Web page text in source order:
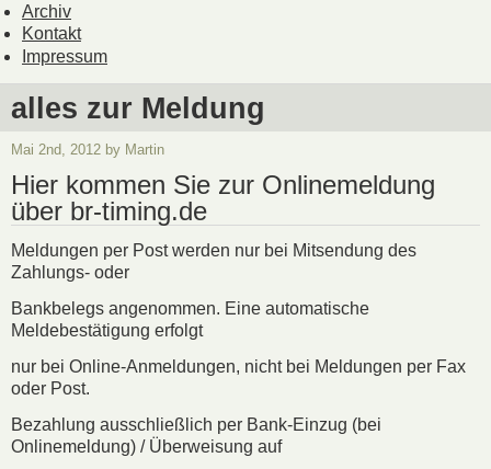
Archiv
Kontakt
Impressum
alles zur Meldung
Mai 2nd, 2012 by Martin
Hier kommen Sie zur Onlinemeldung
über br-timing.de
Meldungen per Post werden nur bei Mitsendung des
Zahlungs- oder
Bankbelegs angenommen. Eine automatische
Meldebestätigung erfolgt
nur bei Online-Anmeldungen, nicht bei Meldungen per Fax
oder Post.
Bezahlung ausschließlich per Bank-Einzug (bei
Onlinemeldung) / Überweisung auf